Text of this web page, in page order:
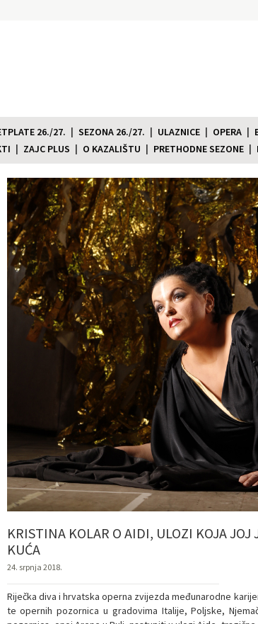
26./27. SEZONA 26./27. ULAZNICE OPERA
ZAJC PLUS O KAZALIŠTU PRETHODNE SEZONE
KRISTINA KOLAR O AIDI, ULOZI KOJA
KUĆA
24. srpnja 2018.
Riječka diva i hrvatska operna zvijezda međunarodne
te opernih pozornica u gradovima Italije, Poljske,